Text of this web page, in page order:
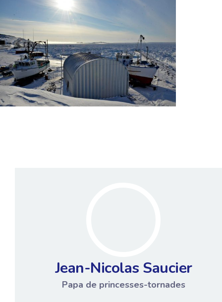
Jean-Nicolas Saucier
Papa de princesses-tornades